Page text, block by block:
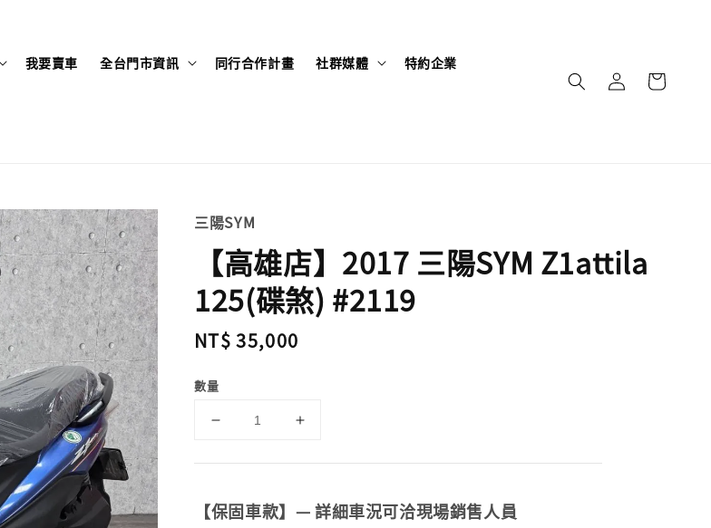
我要賣車 全台門市資訊 同行合作計畫 社群媒體 特約企業
三陽SYM
【高雄店】2017 三陽SYM Z1attila
125(碟煞) #2119
Regular
NT$ 35,000
數量
【保固車款】— 詳細車況可洽現場銷售人員